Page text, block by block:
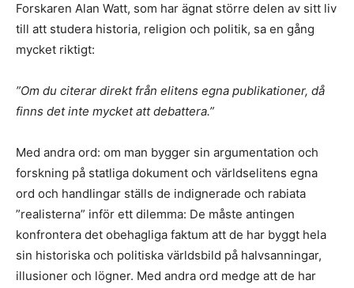
Forskaren Alan Watt, som har ägnat större delen av sitt liv
till att studera historia, religion och politik, sa en gång
mycket riktigt:
”Om du citerar direkt från elitens egna publikationer, då
finns det inte mycket att debattera.”
Med andra ord: om man bygger sin argumentation och
forskning på statliga dokument och världselitens egna
ord och handlingar ställs de indignerade och rabiata
”realisterna” inför ett dilemma: De måste antingen
konfrontera det obehagliga faktum att de har byggt hela
sin historiska och politiska världsbild på halvsanningar,
illusioner och lögner. Med andra ord medge att de har